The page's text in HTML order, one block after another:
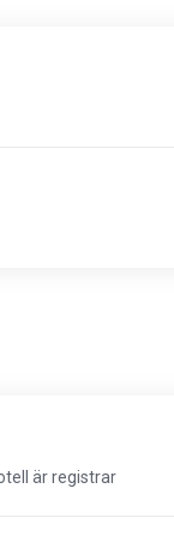
är registrar